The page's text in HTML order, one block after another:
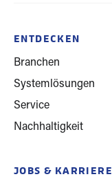
ENTDECKEN
Branchen
Systemlösungen
Service
Nachhaltigkeit
JOBS & KARRIERE